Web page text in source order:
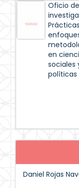
Oficio de
en
sociales
políticas
Daniel Rojas